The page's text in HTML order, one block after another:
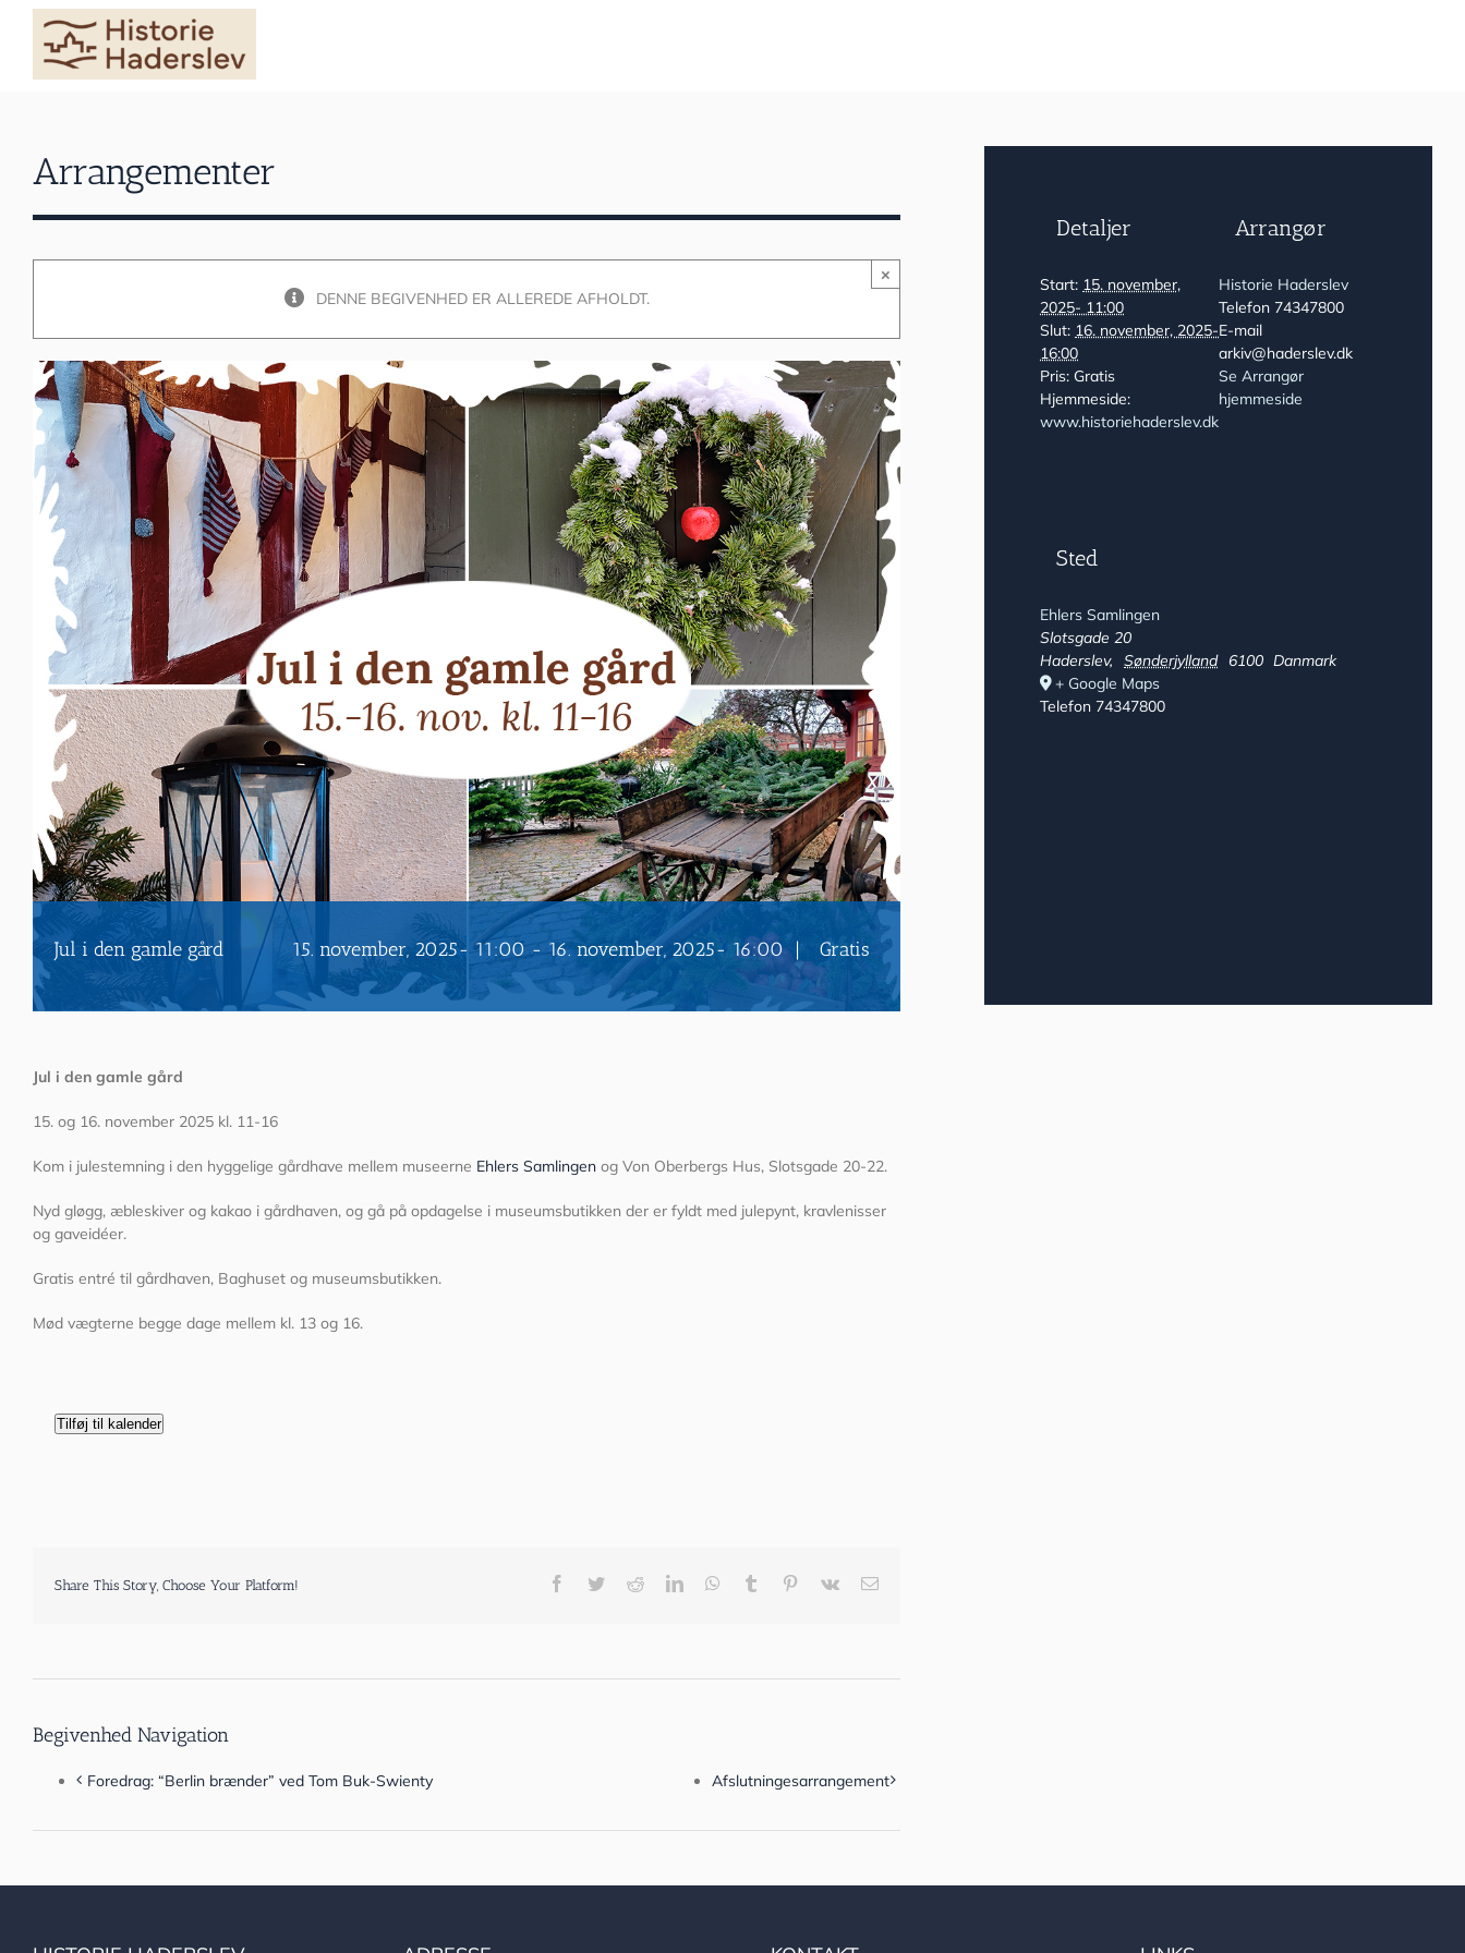
content
Arrangementer
×
DENNE BEGIVENHED ER ALLEREDE AFHOLDT.
Jul i den gamle gård 15. november, 2025- 11:00-16. november, 2025- 16:00 | Gratis
Jul i den gamle gård
15. og 16. november 2025 kl. 11-16
Kom i julestemning i den hyggelige gårdhave mellem museerne Ehlers Samlingen og Von Oberbergs Hus, Slotsgade 20-22.
Nyd gløgg, æbleskiver og kakao i gårdhaven, og gå på opdagelse i museumsbutikken der er fyldt med julepynt, kravlenisser
og gaveidéer.
Gratis entré til gårdhaven, Baghuset og museumsbutikken.
Mød vægterne begge dage mellem kl. 13 og 16.
Tilføj til kalender
Share This Story, Choose Your Platform! Facebook
TwitterRedditLinkedInWhatsApp
Tumblr Pinterest
Vk
E-
Begivenhed Navigation
Foredrag: “Berlin brænder” ved Tom Buk-Swienty Afslutningesarrangement
Detaljer
Start: 15. november,
2025- 11:00
Slut: 16. november, 2025-
16:00
Pris: Gratis
Hjemmeside:
www.historiehaderslev.dk
Arrangør
Historie Haderslev
Telefon 74347800
E-mail
arkiv@haderslev.dk
Se Arrangør
hjemmeside
Sted
Ehlers Samlingen
Slotsgade 20
Haderslev, Sønderjylland 6100 Danmark
+ Google Maps
Telefon 74347800